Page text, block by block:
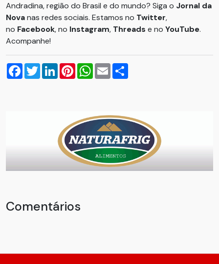
Andradina, região do Brasil e do mundo? Siga o Jornal da
Novanas redes sociais. Estamos no Twitter,
no Facebook, no Instagram, Threads e no YouTube.
Acompanhe!
Facebook
TwitterLinkedInPinterestWhatsApp
Email
Comentários